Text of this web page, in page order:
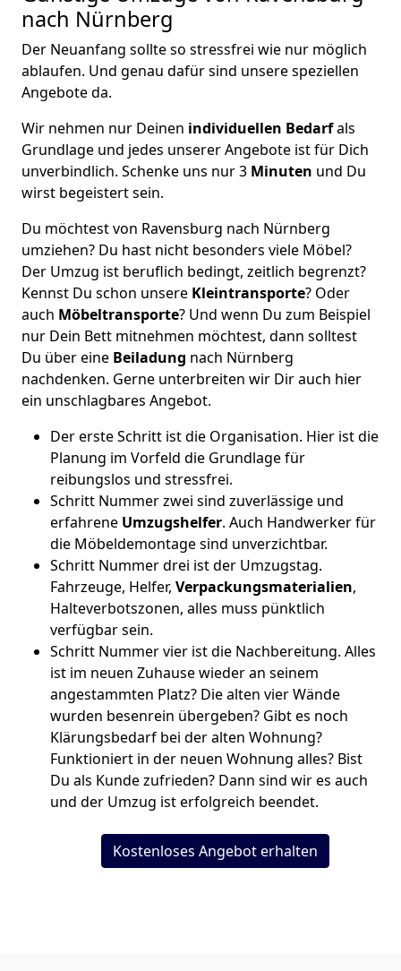
nach Nürnberg
Der Neuanfang sollte so stressfrei wie nur möglich
ablaufen. Und genau dafür sind unsere speziellen
Angebote da.
Wir nehmen nur Deinen individuellen Bedarfals
Grundlage und jedes unserer Angebote ist für Dich
unverbindlich. Schenke uns nur 3 Minuten und Du
wirst begeistert sein.
Du möchtest von Ravensburg nach Nürnberg
umziehen? Du hast nicht besonders viele Möbel?
Der Umzug ist beruflich bedingt, zeitlich begrenzt?
Kennst Du schon unsere Kleintransporte? Oder
auch Möbeltransporte? Und wenn Du zum Beispiel
nur Dein Bett mitnehmen möchtest, dann solltest
Du über eine Beiladung nach Nürnberg
nachdenken. Gerne unterbreiten wir Dir auch hier
ein unschlagbares Angebot.
Der erste Schritt ist die Organisation. Hier ist die
Planung im Vorfeld die Grundlage für
reibungslos und stressfrei.
Schritt Nummer zwei sind zuverlässige und
erfahrene Umzugshelfer. Auch Handwerker für
die Möbeldemontage sind unverzichtbar.
Schritt Nummer drei ist der Umzugstag.
Fahrzeuge, Helfer, Verpackungsmaterialien,
Halteverbotszonen, alles muss pünktlich
verfügbar sein.
Schritt Nummer vier ist die Nachbereitung. Alles
ist im neuen Zuhause wieder an seinem
angestammten Platz? Die alten vier Wände
wurden besenrein übergeben? Gibt es noch
Klärungsbedarf bei der alten Wohnung?
Funktioniert in der neuen Wohnung alles? Bist
Du als Kunde zufrieden? Dann sind wir es auch
und der Umzug ist erfolgreich beendet.
Kostenloses Angebot erhalten